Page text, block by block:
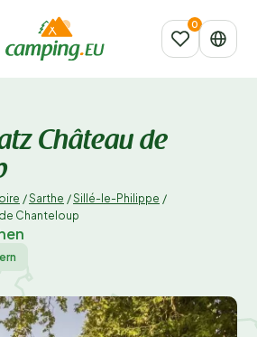
Château de
/Sarthe /Sillé-le-Philippe /
Chanteloup